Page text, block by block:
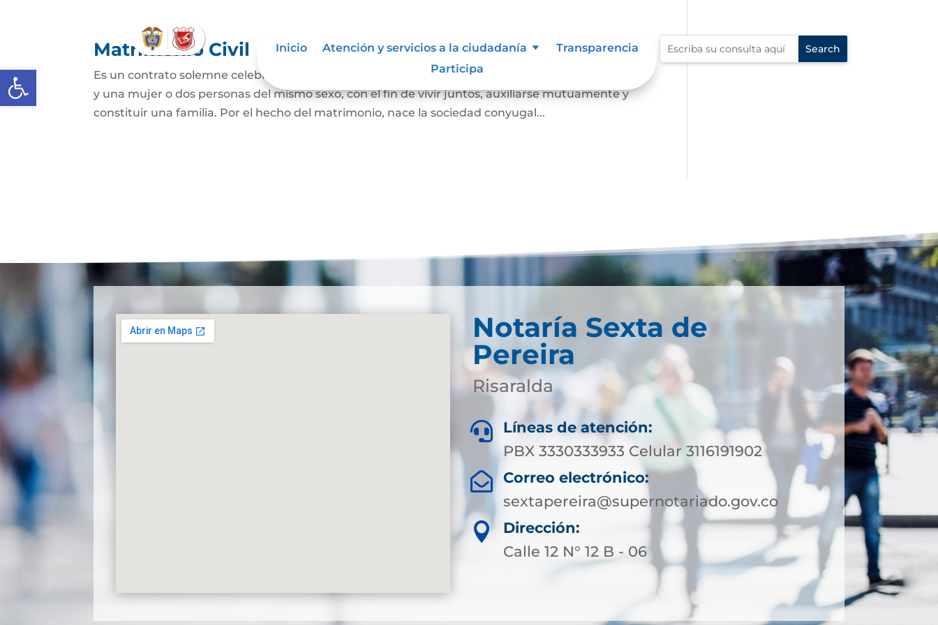
Abrir barra de herramientas
Inicio Atención y servicios a la ciudadanía
Transparencia
Participa
Matrimonio Civil
Es un contrato solemne celebrado ante juez o notario, por el cual se unen legalmente un hombre
y una mujer o dos personas del mismo sexo, con el fin de vivir juntos, auxiliarse mutuamente y
constituir una familia. Por el hecho del matrimonio, nace la sociedad conyugal...
Notaría Sexta de
Pereira
Risaralda

Líneas de atención:
PBX 3330333933 Celular 3116191902

Correo electrónico:
sextapereira@supernotariado.gov.co

Dirección:
Calle 12 N° 12 B - 06